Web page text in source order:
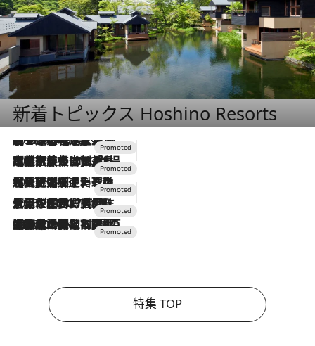
新着トピックス Hoshino Resorts
2026.8.7
【トンボの足水浴】ヒノキの香りに包まれて涼感マックス！約13℃の湧水かけ流しを避暑地「星野温泉 トンボの湯」で体験
2026.7.31
【ホテル帰省】という選択肢をOMOが提案。家族とほどよい距離を保つには「昼は実家、夜は気兼ねなくホテルで！」
2026.7.24
【夏限定ディナーコース】旬を迎える稚鮎や花ズッキーニなどをイタリア・トスカーナの郷土料理の手法で満喫！
2026.7.17
「土佐和ハーブかき氷」がOMO7高知に登場！生姜、山椒、大葉など目にも舌にも涼を呼ぶ郷土の味
2026.7.10
NEW OPEN！【界 草津】名湯の地に誕生。趣の異なる2種の温泉と上州ならではの会席・蕎麦割烹など美食を味わう究極の癒やし旅
特集 TOP